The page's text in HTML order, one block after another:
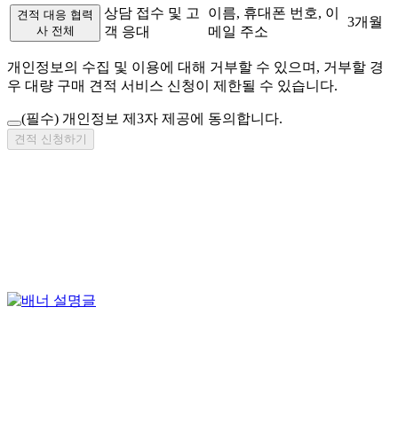
견적 대응 협력
사 전체
상담 접수 및 고
객 응대
이름, 휴대폰 번호, 이
메일 주소
3개월
개인정보의 수집 및 이용에 대해 거부할 수 있으며, 거부할 경
우 대량 구매 견적 서비스 신청이 제한될 수 있습니다.
(필수) 개인정보 제3자 제공에 동의합니다.
견적 신청하기